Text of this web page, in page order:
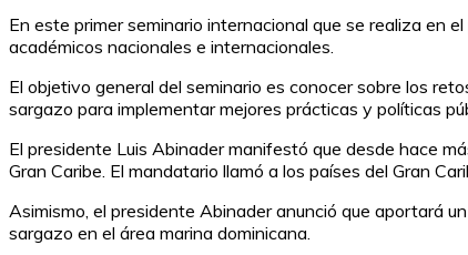
En este primer seminario internacional que se realiza en
académicos nacionales e internacionales.
El objetivo general del seminario es conocer sobre los
sargazo para implementar mejores prácticas y políticas
El presidente Luis Abinader manifestó que desde hace
Gran Caribe. El mandatario llamó a los países del Gran
Asimismo, el presidente Abinader anunció que aportará
sargazo en el área marina dominicana.